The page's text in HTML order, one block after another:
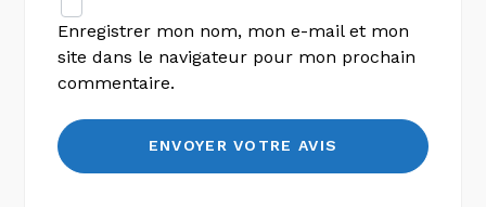
Enregistrer mon nom, mon e-mail et mon
site dans le navigateur pour mon prochain
commentaire.